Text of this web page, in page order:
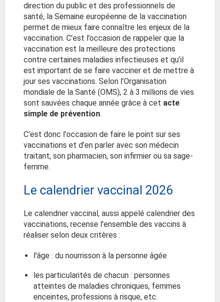
direction du public et des professionnels de
santé, la Semaine européenne de la vaccination
permet de mieux faire connaître les enjeux de la
vaccination. C’est l’occasion de rappeler que la
vaccination est la meilleure des protections
contre certaines maladies infectieuses et qu’il
est important de se faire vacciner et de mettre à
jour ses vaccinations. Selon l’Organisation
mondiale de la Santé (OMS), 2 à 3 millions de vies
sont sauvées chaque année grâce à cet acte
simple de prévention.
C'est donc l'occasion de faire le point sur ses
vaccinations et d’en parler avec son médecin
traitant, son pharmacien, son infirmier ou sa sage-
femme.
Le calendrier vaccinal 2026
Le calendrier vaccinal, aussi appelé calendrier des
vaccinations, recense l'ensemble des vaccins à
réaliser selon deux critères :
l'âge : du nourrisson à la personne âgée
les particularités de chacun : personnes
atteintes de maladies chroniques, femmes
enceintes, professions à risque, etc.